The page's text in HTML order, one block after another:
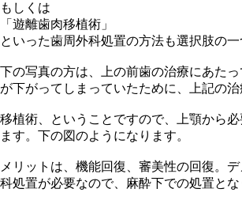
もしくは
「遊離歯肉移植術」
といった歯周外科処置の方法も選択肢の一
下の写真の方は、上の前歯の治療にあた
が下がってしまっていたために、上記の治
移植術、ということですので、上顎から
ます。下の図のようになります。
メリットは、機能回復、審美性の回復。
科処置が必要なので、麻酔下での処置とな